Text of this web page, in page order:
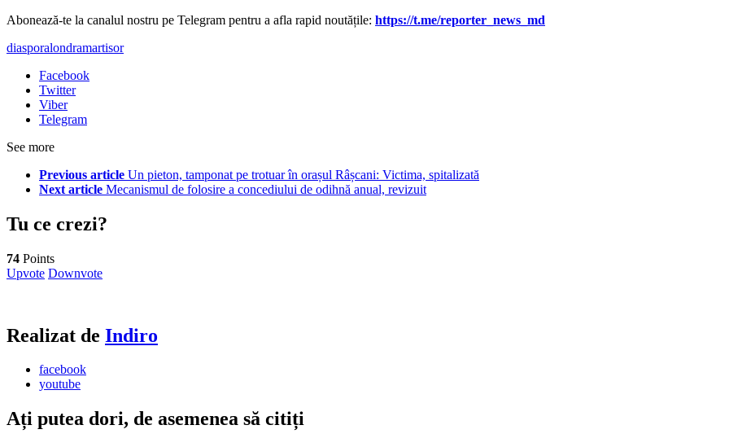
Abonează-te la canalul nostru pe Telegram pentru a afla rapid noutățile: https://t.me/reporter_news_md
diasporalondramartisor
Facebook
Twitter
Viber
Telegram
See more
Previous article Un pieton, tamponat pe trotuar în orașul Râșcani: Victima, spitalizată
Next article Mecanismul de folosire a concediului de odihnă anual, revizuit
Tu ce crezi?
74 Points
Upvote Downvote
Realizat de Indiro
facebook
youtube
Ați putea dori, de asemenea să citiți